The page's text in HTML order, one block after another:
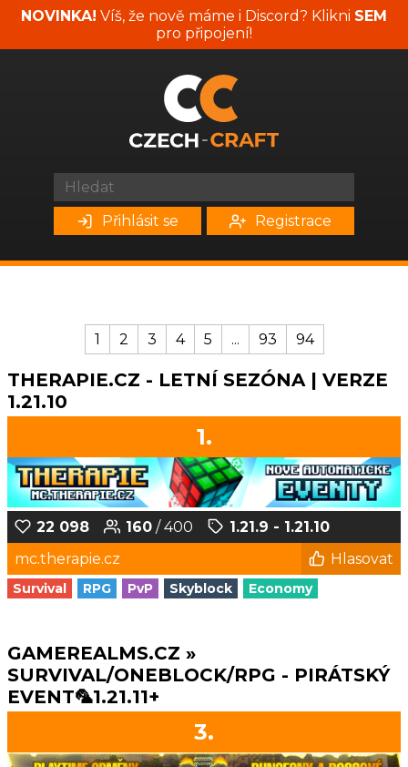
NOVINKA! Víš, že nově máme i Discord? Klikni SEM
pro připojení!
Přihlásit se Registrace
1 2 3 4 5 ... 93 94
THERAPIE.CZ - LETNÍ SEZÓNA | VERZE
1.21.10
1.
22 098 160 / 400
1.21.9 - 1.21.10
mc.therapie.cz
Hlasovat
Survival RPG PvP Skyblock Economy
GAMEREALMS.CZ »
SURVIVAL/ONEBLOCK/RPG - PIRÁTSKÝ
EVENT🦜1.21.11+
3.